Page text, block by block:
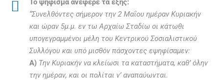
Το ψήφισμα ανέφερε τα εξής:
“Συνελθόντες σήμερον την 2 Μαΐου ημέραν Κυριακήν
και ώραν 5μ.μ. εν τω Αρχαίω Σταδίω οι κάτωθι
υπογεγραμμένοι μέλη του Κεντρικού Σοσιαλιστικού
Συλλόγου και υπό μισθόν πάσχοντες εψηφίσαμεν:
Α) Την Κυριακήν να κλείωσι τα καταστήματα, καθ’ όλην
την ημέραν, και οι πολίται ν’ αναπαύωνται.